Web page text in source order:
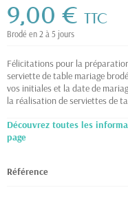
9,00 € TTC
Brodé en 2 à 5 jours
Félicitations pour la
serviette de table mariage
vos initiales et la date de
la réalisation de serviettes de
Découvrez toutes les
page
Référence